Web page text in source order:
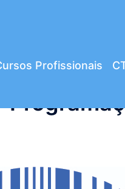
Profissionais